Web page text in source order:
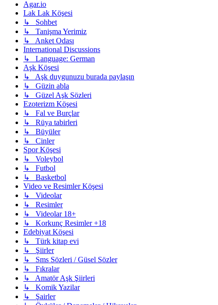
Agar.io
Lak Lak Köşesi
↳ Sohbet
↳ Tanişma Yerimiz
↳ Anket Odası
International Discussions
↳ Language: German
Aşk Köşesi
↳ Aşk duygunuzu burada paylaşın
↳ Güzin abla
↳ Güzel Aşk Sözleri
Ezoterizm Köşesi
↳ Fal ve Burçlar
↳ Rüya tabirleri
↳ Büyüler
↳ Cinler
Spor Köşesi
↳ Voleybol
↳ Futbol
↳ Basketbol
Video ve Resimler Köşesi
↳ Videolar
↳ Resimler
↳ Videolar 18+
↳ Korkunç Resimler +18
Edebiyat Köşesi
↳ Türk kitap evi
↳ Şiirler
↳ Sms Sözleri / Güsel Sözler
↳ Fıkralar
↳ Amatör Aşk Şiirleri
↳ Komik Yazilar
↳ Şairler